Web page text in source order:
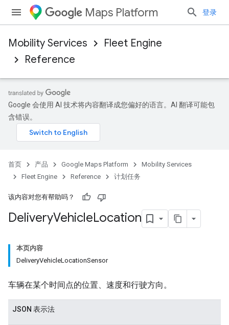
Maps Platform 登录
Mobility Services
Fleet Engine
Reference
Google 会使用 AI 技术将内容翻译成您偏好的语言。AI 翻译可能包
含错误。
首页 产品 Google Maps Platform
Mobility Services
Fleet Engine
Reference 计划任务
该内容对您有帮助吗？
DeliveryVehicleLocation
本页内容
DeliveryVehicleLocationSensor
车辆在某个时间点的位置、速度和行驶方向。
JSON 表示法